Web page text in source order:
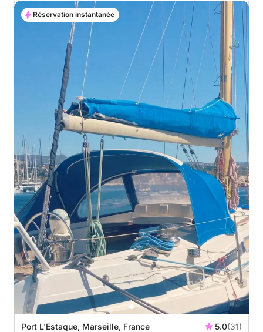
Port L'Estaque, Marseille, France 5.0(31)
Réservation instantanée